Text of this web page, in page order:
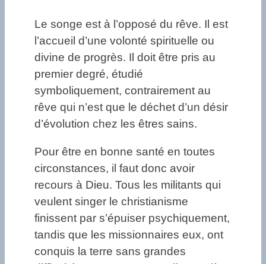
Le songe est à l’opposé du rêve. Il est
l’accueil d’une volonté spirituelle ou
divine de progrès. Il doit être pris au
premier degré, étudié
symboliquement, contrairement au
rêve qui n’est que le déchet d’un désir
d’évolution chez les êtres sains.
Pour être en bonne santé en toutes
circonstances, il faut donc avoir
recours à Dieu. Tous les militants qui
veulent singer le christianisme
finissent par s’épuiser psychiquement,
tandis que les missionnaires eux, ont
conquis la terre sans grandes